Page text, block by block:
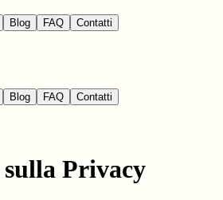
Blog FAQ
Contatti
Blog FAQ
Contatti
Privacy